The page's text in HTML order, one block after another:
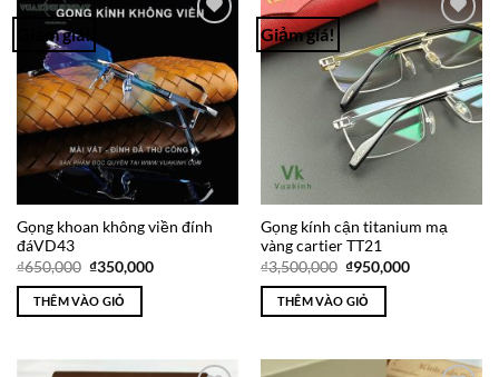
Giảm giá!
Wishlist
Gọng khoan không viền đính
đáVD43
₫650,000 Giá
là:
₫650,000.
₫350,000Giá
THÊM VÀO GIỎ
Giảm giá!
Add to
Wishlist
Gọng kính cận titanium mạ
vàng cartier TT21
₫3,500,000 Giá
là:
₫3,500,000.
₫950,000Giá
THÊM VÀO GIỎ